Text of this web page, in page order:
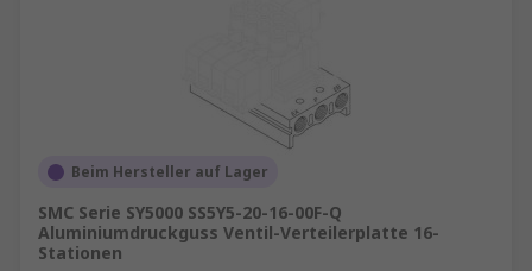
Beim Hersteller auf Lager
SMC Serie SY5000 SS5Y5-20-16-00F-Q
Aluminiumdruckguss Ventil-Verteilerplatte 16-
Stationen